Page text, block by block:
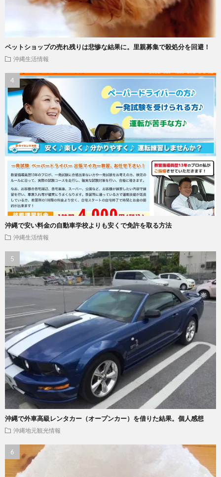
ペットショップの売れ残りは悲惨な結果に。里親募集で殺処分を回避！
沖縄生活情報
沖縄で安い料金の自動車学校よりも安くで免許を取る方法
沖縄生活情報
沖縄で外車高級レンタカー（オープンカー）を借りた結果。個人感想
沖縄地元観光情報